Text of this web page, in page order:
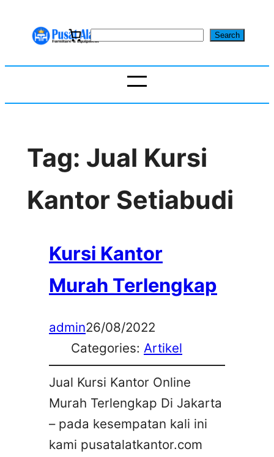
S
r
Search
Tag: Jual Kursi
Kantor Setiabudi
Kursi Kantor
Murah Terlengkap
admin26/08/2022
Categories: Artikel
Jual Kursi Kantor Online
Murah Terlengkap Di Jakarta
– pada kesempatan kali ini
kami pusatalatkantor.com